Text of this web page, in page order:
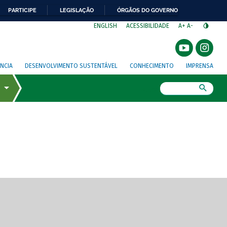
PARTICIPE LEGISLAÇÃO ÓRGÃOS DO GOVERNO
ENGLISH ACESSIBILIDADE A+ A-
DESENVOLVIMENTO SUSTENTÁVEL CONHECIMENTO IMPRENSA
de tela